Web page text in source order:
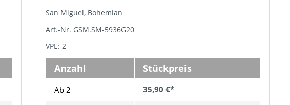
San Miguel, Bohemian
Art.-Nr. GSM.SM-5936G20
VPE: 2
Anzahl Stückpreis
Ab 2 35,90 €*